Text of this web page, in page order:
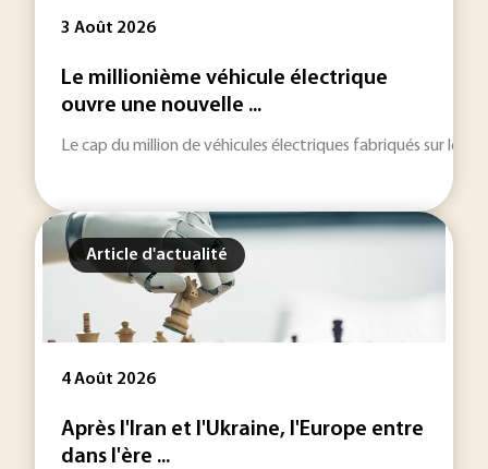
3 Août 2026
Le millionième véhicule électrique
ouvre une nouvelle ...
Le cap du million de véhicules électriques fabriqués sur le
Article d'actualité
4 Août 2026
Après l'Iran et l'Ukraine, l'Europe entre
dans l'ère ...